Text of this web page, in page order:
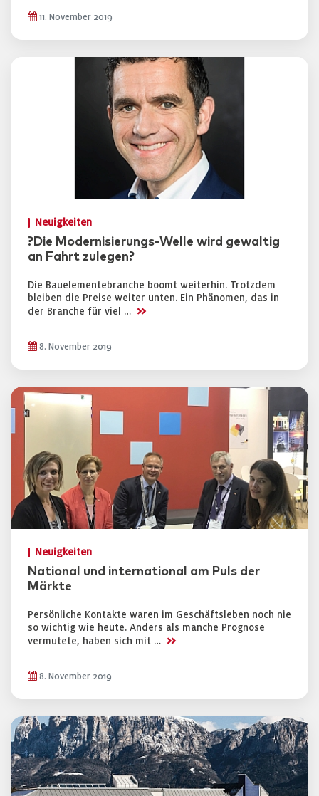
11. November 2019
Neuigkeiten
?Die Modernisierungs-Welle wird gewaltig
an Fahrt zulegen?
Die Bauelementebranche boomt weiterhin. Trotzdem
bleiben die Preise weiter unten. Ein Phänomen, das in
der Branche für viel … >>
8. November 2019
Neuigkeiten
National und international am Puls der
Märkte
Persönliche Kontakte waren im Geschäftsleben noch nie
so wichtig wie heute. Anders als manche Prognose
vermutete, haben sich mit … >>
8. November 2019